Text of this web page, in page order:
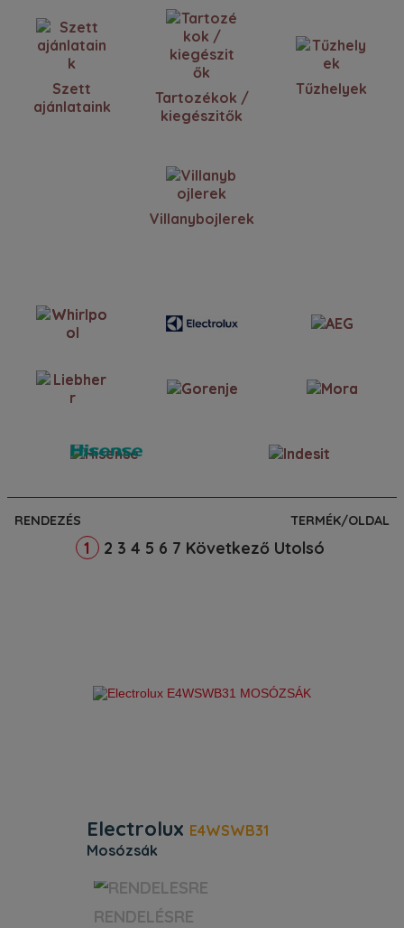
Szett
ajánlataink
Tartozékok /
kiegészitők
Tűzhelyek
Villanybojlerek
RENDEZÉS TERMÉK/OLDAL
1 2 3 4 5 6 7 Következő Utolsó
Electrolux E4WSWB31
mosózsák
E4WSWB31 – 902979286/9. .
MOSÓZSÁK 30X40CM 1DARAB.
RENDELÉSRE